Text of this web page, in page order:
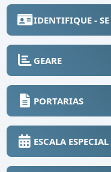
IDENTIFIQUE - SE
GEARE
PORTARIAS
ESCALA ESPECIAL